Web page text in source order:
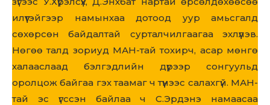
илүүтэйгээр намынхаа дотоод уур амьсгалд
сөхөрсөн байдалтай сурталчилгаагаа эхлүүлэв.
Нөгөө талд зориуд МАН-тай тохирч, асар мөнгө
халааслаад бэлгэдлийн дүрээр сонгуульд
оролцож байгаа гэх таамаг ч түүнээс салахгүй. МАН-
тай эс үгссэн байлаа ч С.Эрдэнэ намаасаа